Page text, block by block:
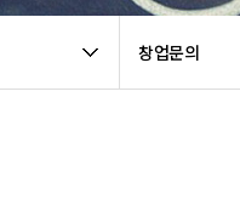
창업문의